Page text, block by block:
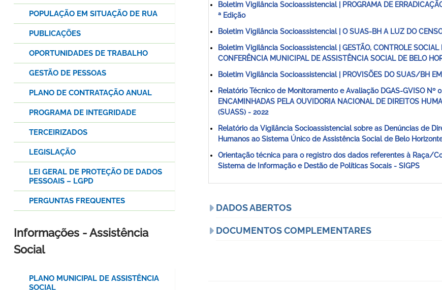
Boletim Vigilância Socioassistencial | PROGRAMA DE
ª Edição
Boletim Vigilância Socioassistencial | O SUAS-BH A LUZ DO
Boletim Vigilância Socioassistencial | GESTÃO, CONTROLE SOCIAL
CONFERÊNCIA MUNICIPAL DE ASSISTÊNCIA SOCIAL DE BELO
Boletim Vigilância Socioassistencial | PROVISÕES DO SUAS/BH
Relatório Técnico de Monitoramento e Avaliação DGAS-GVISO Nº
ENCAMINHADAS PELA OUVIDORIA NACIONAL DE DIREITOS
(SUASS) - 2022
Relatório da Vigilância Socioassistencial sobre as Denúncias de
Humanos ao Sistema Único de Assistência Social de Belo
Orientação técnica para o registro dos dados referentes à Raça/
Sistema de Informação e Destão de Políticas Socais - SIGPS
DADOS ABERTOS
DOCUMENTOS COMPLEMENTARES
POPULAÇÃO EM SITUAÇÃO DE RUA
PUBLICAÇÕES
OPORTUNIDADES DE TRABALHO
GESTÃO DE PESSOAS
PLANO DE CONTRATAÇÃO ANUAL
PROGRAMA DE INTEGRIDADE
TERCEIRIZADOS
LEGISLAÇÃO
LEI GERAL DE PROTEÇÃO DE DADOS
PESSOAIS – LGPD
PERGUNTAS FREQUENTES
Informações - Assistência
Social
PLANO MUNICIPAL DE ASSISTÊNCIA
SOCIAL